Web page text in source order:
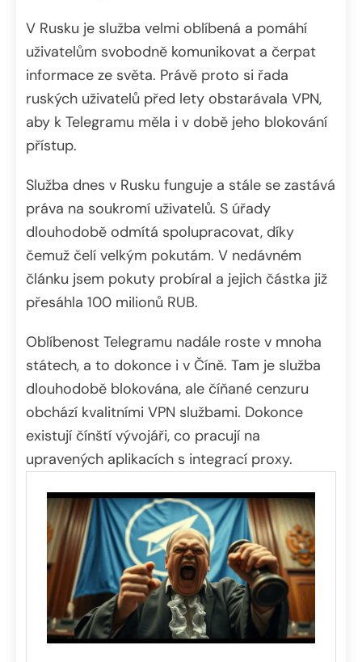
V Rusku je služba velmi oblíbená a pomáhí
uživatelům svobodně komunikovat a čerpat
informace ze světa. Právě proto si řada
ruských uživatelů před lety obstarávala VPN,
aby k Telegramu měla i v době jeho blokování
přístup.
Služba dnes v Rusku funguje a stále se zastává
práva na soukromí uživatelů. S úřady
dlouhodobě odmítá spolupracovat, díky
čemuž čelí velkým pokutám. V nedávném
článku jsem pokuty probíral a jejich částka již
přesáhla 100 milionů RUB.
Oblíbenost Telegramu nadále roste v mnoha
státech, a to dokonce i v Číně. Tam je služba
dlouhodobě blokována, ale číňané cenzuru
obchází kvalitními VPN službami. Dokonce
existují čínští vývojáři, co pracují na
upravených aplikacích s integrací proxy.